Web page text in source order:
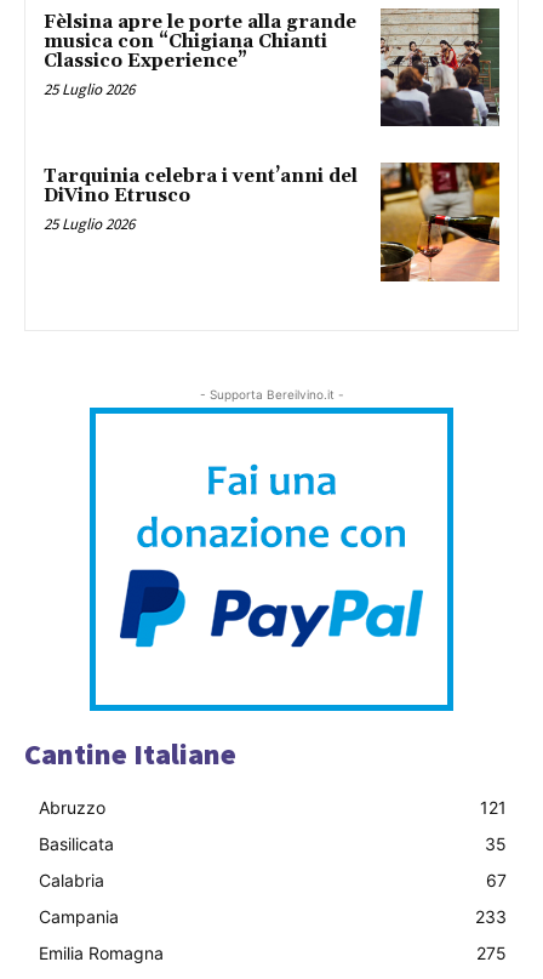
Fèlsina apre le porte alla grande
musica con “Chigiana Chianti
Classico Experience”
25 Luglio 2026
Tarquinia celebra i vent’anni del
DiVino Etrusco
25 Luglio 2026
- Supporta Bereilvino.it -
Cantine Italiane
Abruzzo
121
Basilicata
35
Calabria
67
Campania
233
Emilia Romagna
275